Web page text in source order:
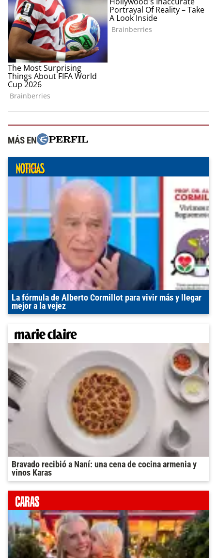
MÁS EN
La fórmula de Alberto Cormillot para vivir más y llegar
mejor a la vejez
Bravado recibió a Naní: una cena de cocina armenia y
vinos Karas